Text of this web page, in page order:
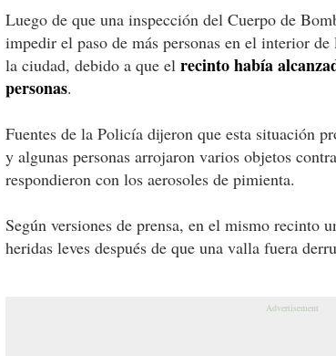
Luego de que una inspección del Cuerpo de
impedir el paso de más personas en el interior
la ciudad, debido a que el recinto había
personas.
Fuentes de la Policía dijeron que esta situación
y algunas personas arrojaron varios objetos
respondieron con los aerosoles de pimienta.
Según versiones de prensa, en el mismo recinto
heridas leves después de que una valla fuera